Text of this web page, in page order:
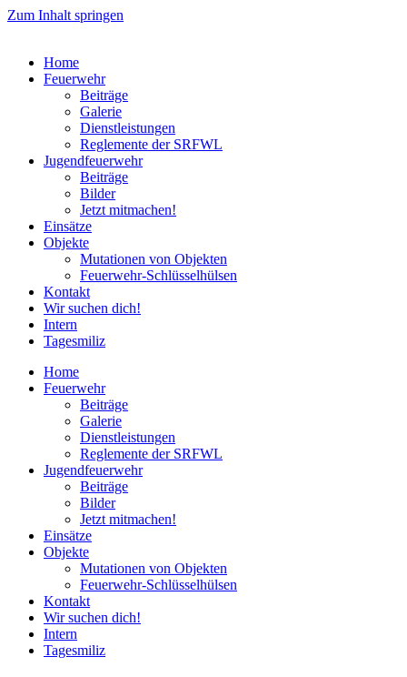
Zum Inhalt springen
Home
Feuerwehr
Beiträge
Galerie
Dienstleistungen
Reglemente der SRFWL
Jugendfeuerwehr
Beiträge
Bilder
Jetzt mitmachen!
Einsätze
Objekte
Mutationen von Objekten
Feuerwehr-Schlüsselhülsen
Kontakt
Wir suchen dich!
Intern
Tagesmiliz
Home
Feuerwehr
Beiträge
Galerie
Dienstleistungen
Reglemente der SRFWL
Jugendfeuerwehr
Beiträge
Bilder
Jetzt mitmachen!
Einsätze
Objekte
Mutationen von Objekten
Feuerwehr-Schlüsselhülsen
Kontakt
Wir suchen dich!
Intern
Tagesmiliz